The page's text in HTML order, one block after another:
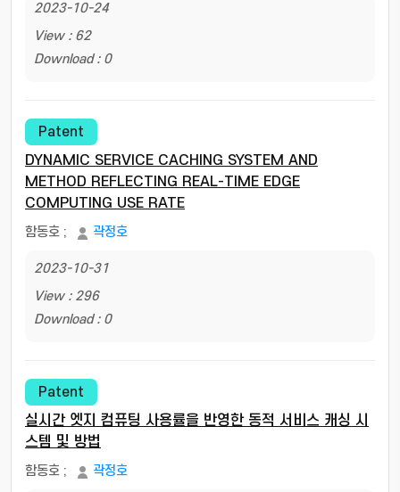
2023-10-24
View : 62
Download : 0
Patent
DYNAMIC SERVICE CACHING SYSTEM AND
METHOD REFLECTING REAL-TIME EDGE
COMPUTING USE RATE
함동호 ; 곽정호
2023-10-31
View : 296
Download : 0
Patent
실시간 엣지 컴퓨팅 사용률을 반영한 동적 서비스 캐싱 시
스템 및 방법
함동호 ; 곽정호